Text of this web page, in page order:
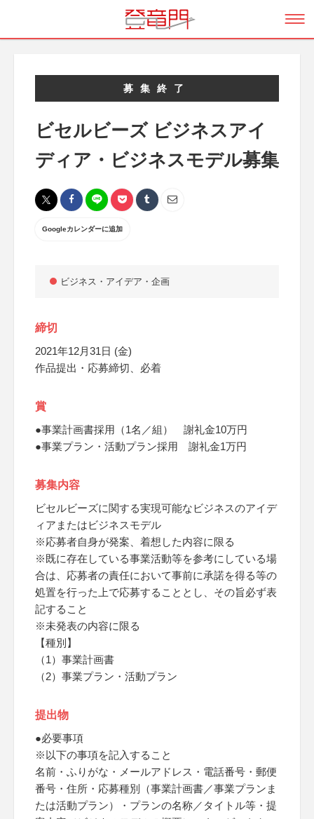
募集終了
ビセルビーズ ビジネスアイ
ディア・ビジネスモデル募集
Googleカレンダーに追加
ビジネス・アイデア・企画
締切
2021年12月31日 (金)
作品提出・応募締切、必着
賞
●事業計画書採用（1名／組） 謝礼金10万円
●事業プラン・活動プラン採用 謝礼金1万円
募集内容
ビセルビーズに関する実現可能なビジネスのアイデ
ィアまたはビジネスモデル
※応募者自身が発案、着想した内容に限る
※既に存在している事業活動等を参考にしている場
合は、応募者の責任において事前に承諾を得る等の
処置を行った上で応募することとし、その旨必ず表
記すること
※未発表の内容に限る
【種別】
（1）事業計画書
（2）事業プラン・活動プラン
提出物
●必要事項
※以下の事項を記入すること
名前・ふりがな・メールアドレス・電話番号・郵便
番号・住所・応募種別（事業計画書／事業プランま
たは活動プラン）・プランの名称／タイトル等・提